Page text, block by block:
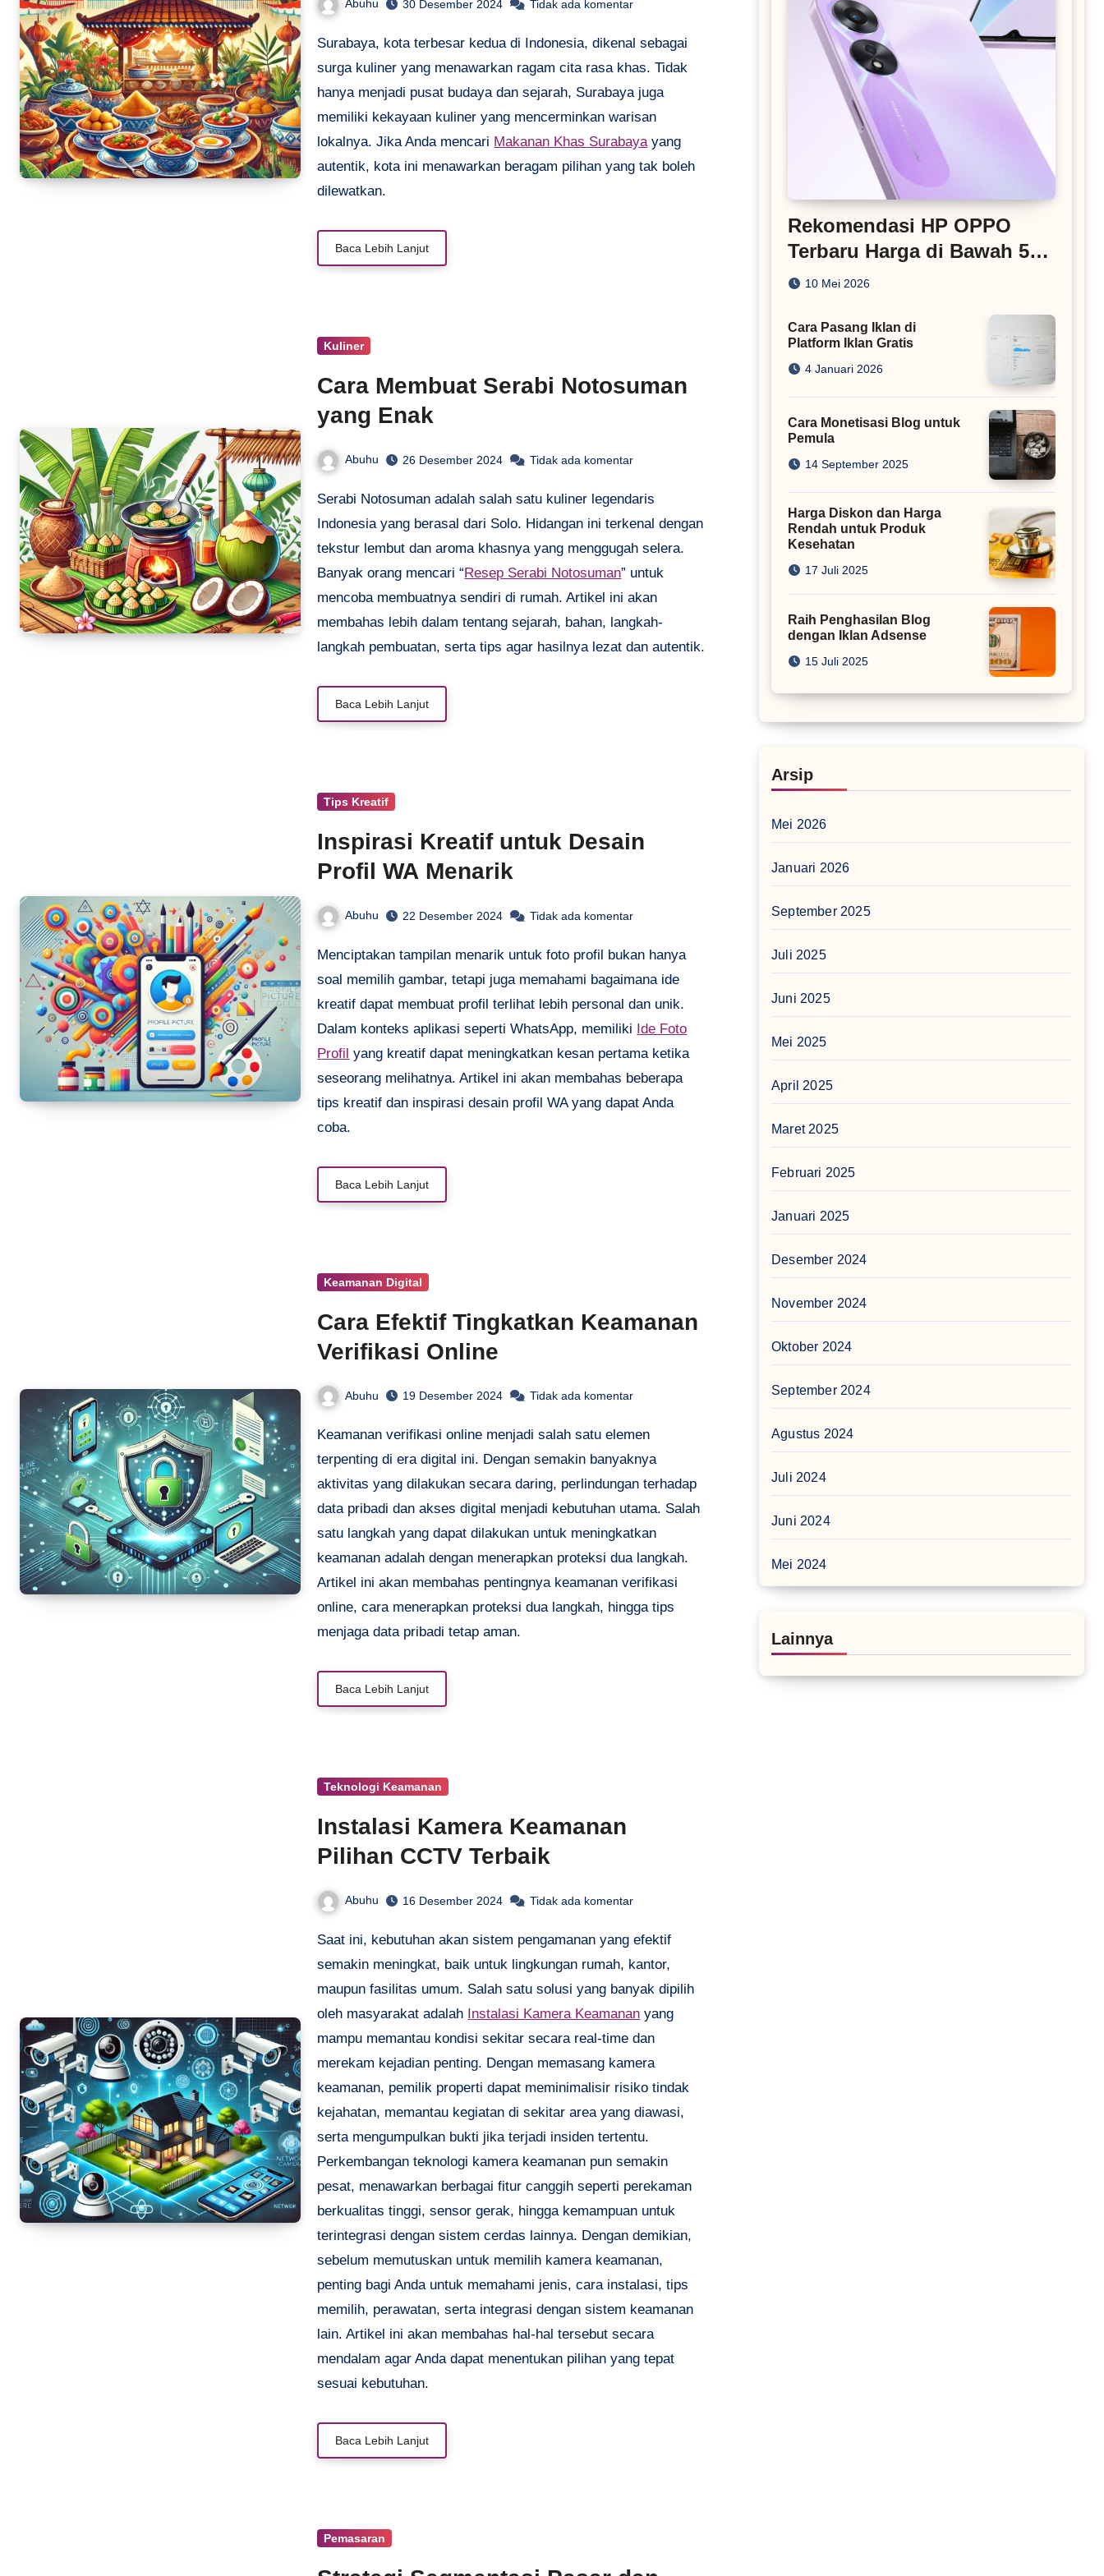
Abuhu 30 Desember 2024 Tidak ada komentar
Surabaya, kota terbesar kedua di Indonesia, dikenal sebagai
surga kuliner yang menawarkan ragam cita rasa khas. Tidak
hanya menjadi pusat budaya dan sejarah, Surabaya juga
memiliki kekayaan kuliner yang mencerminkan warisan
lokalnya. Jika Anda mencari Makanan Khas Surabayayang
autentik, kota ini menawarkan beragam pilihan yang tak boleh
dilewatkan.
Baca Lebih Lanjut
Kuliner
Cara Membuat Serabi Notosuman
yang Enak
Abuhu 26 Desember 2024 Tidak ada komentar
Serabi Notosuman adalah salah satu kuliner legendaris
Indonesia yang berasal dari Solo. Hidangan ini terkenal dengan
tekstur lembut dan aroma khasnya yang menggugah selera.
Banyak orang mencari “Resep Serabi Notosuman” untuk
mencoba membuatnya sendiri di rumah. Artikel ini akan
membahas lebih dalam tentang sejarah, bahan, langkah-
langkah pembuatan, serta tips agar hasilnya lezat dan autentik.
Baca Lebih Lanjut
Tips Kreatif
Inspirasi Kreatif untuk Desain
Profil WA Menarik
Abuhu 22 Desember 2024 Tidak ada komentar
Menciptakan tampilan menarik untuk foto profil bukan hanya
soal memilih gambar, tetapi juga memahami bagaimana ide
kreatif dapat membuat profil terlihat lebih personal dan unik.
Dalam konteks aplikasi seperti WhatsApp, memiliki Ide Foto
Profil yang kreatif dapat meningkatkan kesan pertama ketika
seseorang melihatnya. Artikel ini akan membahas beberapa
tips kreatif dan inspirasi desain profil WA yang dapat Anda
coba.
Baca Lebih Lanjut
Keamanan Digital
Cara Efektif Tingkatkan Keamanan
Verifikasi Online
Abuhu 19 Desember 2024 Tidak ada komentar
Keamanan verifikasi online menjadi salah satu elemen
terpenting di era digital ini. Dengan semakin banyaknya
aktivitas yang dilakukan secara daring, perlindungan terhadap
data pribadi dan akses digital menjadi kebutuhan utama. Salah
satu langkah yang dapat dilakukan untuk meningkatkan
keamanan adalah dengan menerapkan proteksi dua langkah.
Artikel ini akan membahas pentingnya keamanan verifikasi
online, cara menerapkan proteksi dua langkah, hingga tips
menjaga data pribadi tetap aman.
Baca Lebih Lanjut
Teknologi Keamanan
Instalasi Kamera Keamanan
Pilihan CCTV Terbaik
Abuhu 16 Desember 2024 Tidak ada komentar
Saat ini, kebutuhan akan sistem pengamanan yang efektif
semakin meningkat, baik untuk lingkungan rumah, kantor,
maupun fasilitas umum. Salah satu solusi yang banyak dipilih
oleh masyarakat adalah Instalasi Kamera Keamanan yang
mampu memantau kondisi sekitar secara real-time dan
merekam kejadian penting. Dengan memasang kamera
keamanan, pemilik properti dapat meminimalisir risiko tindak
kejahatan, memantau kegiatan di sekitar area yang diawasi,
serta mengumpulkan bukti jika terjadi insiden tertentu.
Perkembangan teknologi kamera keamanan pun semakin
pesat, menawarkan berbagai fitur canggih seperti perekaman
berkualitas tinggi, sensor gerak, hingga kemampuan untuk
terintegrasi dengan sistem cerdas lainnya. Dengan demikian,
sebelum memutuskan untuk memilih kamera keamanan,
penting bagi Anda untuk memahami jenis, cara instalasi, tips
memilih, perawatan, serta integrasi dengan sistem keamanan
lain. Artikel ini akan membahas hal-hal tersebut secara
mendalam agar Anda dapat menentukan pilihan yang tepat
sesuai kebutuhan.
Baca Lebih Lanjut
Pemasaran
Rekomendasi HP OPPO
Terbaru Harga di Bawah 5
Juta
10 Mei 2026
Cara Pasang Iklan di
Platform Iklan Gratis
4 Januari 2026
Cara Monetisasi Blog untuk
Pemula
14 September 2025
Harga Diskon dan Harga
Rendah untuk Produk
Kesehatan
17 Juli 2025
Raih Penghasilan Blog
dengan Iklan Adsense
15 Juli 2025
Arsip
Mei 2026
Januari 2026
September 2025
Juli 2025
Juni 2025
Mei 2025
April 2025
Maret 2025
Februari 2025
Januari 2025
Desember 2024
November 2024
Oktober 2024
September 2024
Agustus 2024
Juli 2024
Juni 2024
Mei 2024
Lainnya